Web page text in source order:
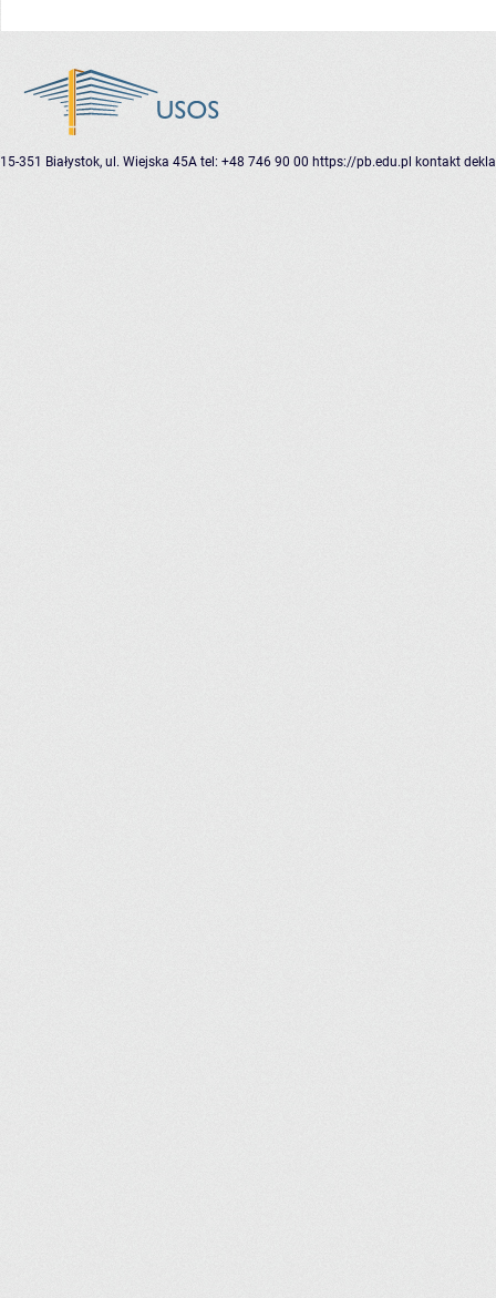
15-351 Białystok, ul. Wiejska 45A tel: +48 746 90 00 https://pb.edu.pl kontakt